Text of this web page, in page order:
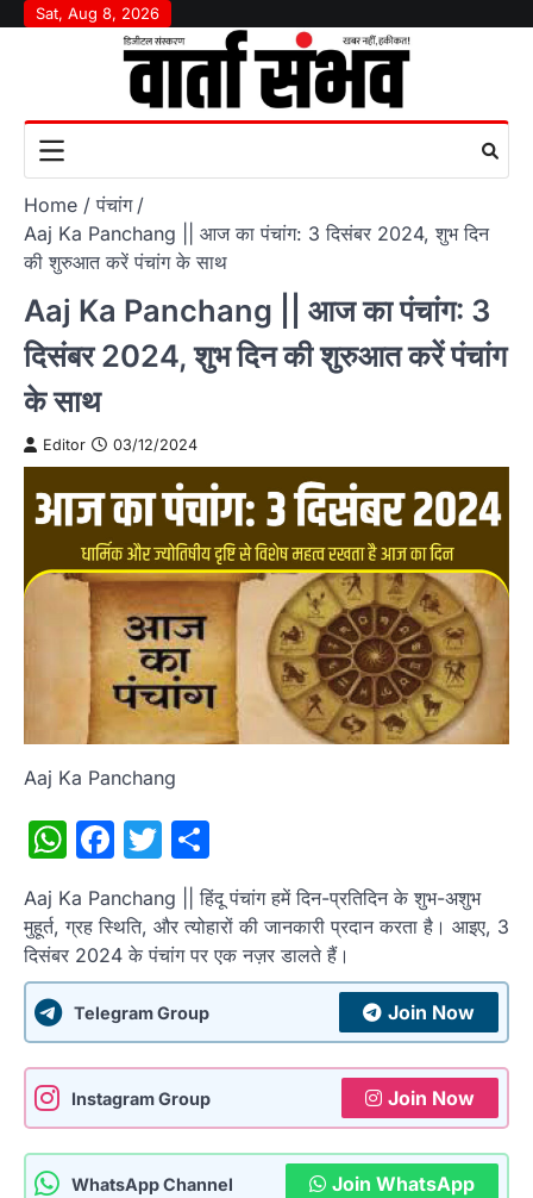
SkipSat, Aug 8, 2026
Home
पंचांग
Aaj Ka Panchang || आज का पंचांग: 3 दिसंबर 2024, शुभ दिन
की शुरुआत करें पंचांग के साथ
Aaj Ka Panchang || आज का पंचांग: 3
दिसंबर 2024, शुभ दिन की शुरुआत करें पंचांग
के साथ
Editor 03/12/2024
Aaj Ka Panchang
WhatsApp
Facebook
Twitter
Aaj Ka Panchang || हिंदू पंचांग हमें दिन-प्रतिदिन के शुभ-अशुभ
मुहूर्त, ग्रह स्थिति, और त्योहारों की जानकारी प्रदान करता है। आइए, 3
दिसंबर 2024 के पंचांग पर एक नज़र डालते हैं।
Telegram Group Join Now
Instagram Group Join Now
WhatsApp Channel Join WhatsApp